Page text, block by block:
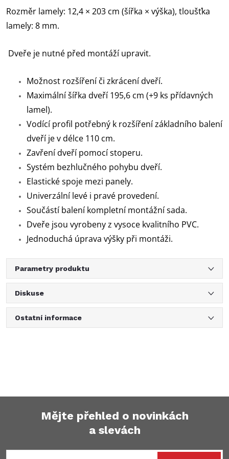
Rozměr lamely: 12,4 × 203 cm (šířka × výška), tloušťka
lamely: 8 mm.
Dveře je nutné před montáží upravit.
Možnost rozšíření či zkrácení dveří.
Maximální šířka dveří 195,6 cm (+9 ks přídavných
lamel).
Vodící profil potřebný k rozšíření základního balení
dveří je v délce 110 cm.
Zavření dveří pomocí stoperu.
Systém bezhlučného pohybu dveří.
Elastické spoje mezi panely.
Univerzální levé i pravé provedení.
Součástí balení kompletní montážní sada.
Dveře jsou vyrobeny z vysoce kvalitního PVC.
Jednoduchá úprava výšky při montáži.
Parametry produktu
Diskuse
Ostatní informace
Mějte přehled o novinkách
a slevách